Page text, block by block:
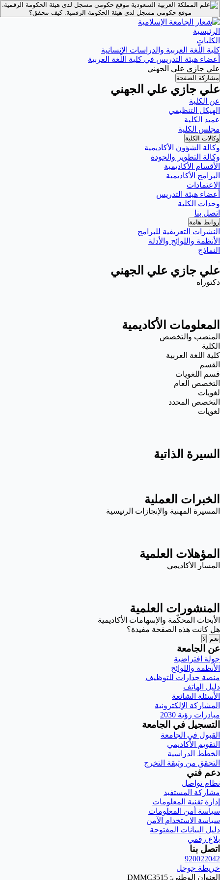
موقع حكومي مسجل لدى هيئة الحكومة الرقمية.
موقع حكومي مسجل لدى هيئة الحكومة الرقمية.كيف تتحقق؟
الرئيسية
الكليات
كلية اللّغة العربية والدراسات الإنسانية
أعضاء هيئة التدريس في كلية اللّغة العربية
علي جازي علي الجهني
مشاركة الصفحة
علي جازي علي الجهني
عن الكلية
الهيكل التنظيمي
عميد الكلية
مجلس الكلية
وكالات الكلية
وكالة الشؤون الأكاديمية
وكالة التطوير والجودة
الأقسام الأكاديمية
البرامج الأكاديمية
الاعتمادات
أعضاء هيئة التدريس
وحدات الكلية
اتصل بنا
روابط هامة
النشرات التعريفية للبرامج
الأنظمة واللوائح والأدلة
النماذج
علي جازي علي الجهني
دكتوراه
المعلومات الأكاديمية
المنصب والتخصص
الكلية
كلية اللغة العربية
القسم
قسم اللغويات
التخصص العام
لغويات
التخصص المحدد
لغويات
السيرة الذاتية
الخبرات العملية
المسيرة المهنية والإنجازات الرئيسية
المؤهلات العلمية
المسار الأكاديمي
المنشورات العلمية
الأبحاث المحكّمة والإسهامات الأكاديمية
هل كانت هذه الصفحة مفيدة؟
نعم لا
عن الجامعة
جولة افتراضية
الأنظمة واللوائح
منصة جدارات للتوظيف
دليل الهاتف
الأسئلة الشائعة
المشاركة الإلكترونية
مبادرات رؤية 2030
التسجيل في الجامعة
القبول في الجامعة
التقويم الأكاديمي
الخطط الدراسية
التحقق من وثيقة التخرج
دعم فني
نظام تواصل
مشاركة المستفيد
إدارة تقنية المعلومات
سياسة أمن المعلومات
سياسة الاستخدام الآمن
دليل البيانات المفتوحة
بلاغ رقمي
اتصل بنا
920022042
خريطة جوجل
العنوان الوطني: DMMC3515